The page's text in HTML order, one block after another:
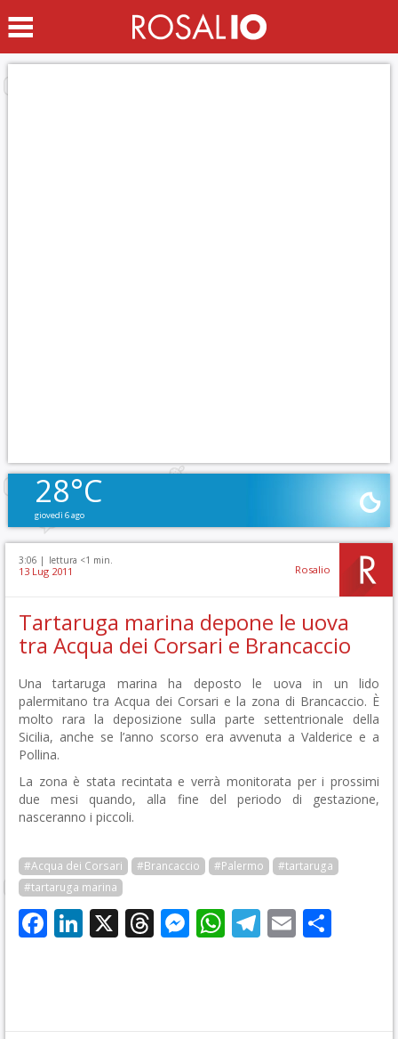
28°C
giovedì 6 ago
3:06 | lettura <1 min.
13 Lug 2011 Rosalio
Tartaruga marina depone le uova
tra Acqua dei Corsari e Brancaccio
Una tartaruga marina ha deposto le uova in un lido
palermitano tra Acqua dei Corsari e la zona di Brancaccio. È
molto rara la deposizione sulla parte settentrionale della
Sicilia, anche se l’anno scorso era avvenuta a Valderice e a
Pollina.
La zona è stata recintata e verrà monitorata per i prossimi
due mesi quando, alla fine del periodo di gestazione,
nasceranno i piccoli.
#Acqua dei Corsari #Brancaccio #Palermo
#tartaruga
#tartaruga marina
Facebook
LinkedIn
X Threads
Messenger
WhatsApp
Telegram
Email